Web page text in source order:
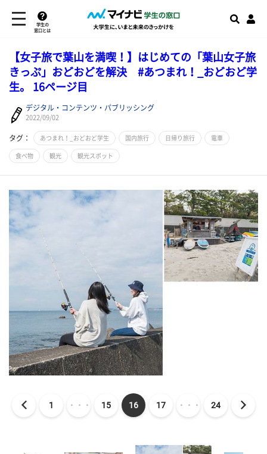
学生の
窓口とは
【女子旅で葉山を満喫！】はじめての「葉山女子旅
きっぷ」おどおどを解決 #あつまれ！_おどおど学
生。 16ページ目
デジタル・コンテンツ・パブリッシング
2022/09/02
タグ： あつまれ！_おどおど学生 国内旅行 日帰り旅行 電車
食べ物 観光 観光スポット
1 ・・・ 15 16 17 ・・・ 24